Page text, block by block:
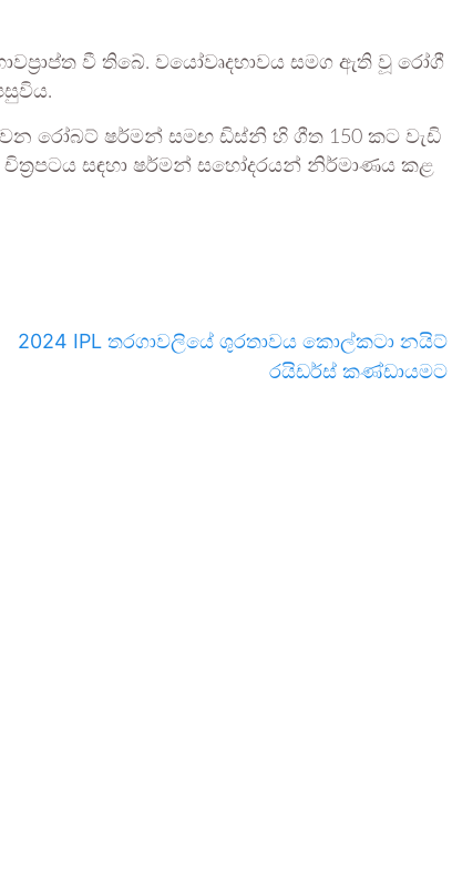
වී තිබේ. වයෝවෘදභාවය සමග ඇති වූ රෝගී
රෝබට් ෂර්මන් සමඟ ඩිස්නි හි ගීත 150 කට වැඩි
චිත්‍රපටය සඳහා ෂර්මන් සහෝදරයන් නිර්මාණය කළ
2024 IPL තරගාවලියේ ශුරතාවය කොල්කටා නයිට්
රයිඩර්ස් කණ්ඩායමට